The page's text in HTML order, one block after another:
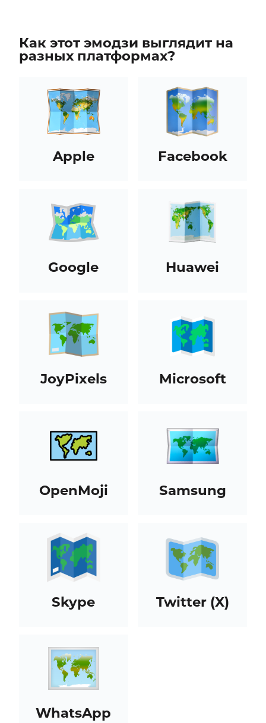
Как этот эмодзи выглядит на
разных платформах?
Apple Facebook
Google Huawei
JoyPixels Microsoft
OpenMoji Samsung
Skype Twitter (X)
WhatsApp